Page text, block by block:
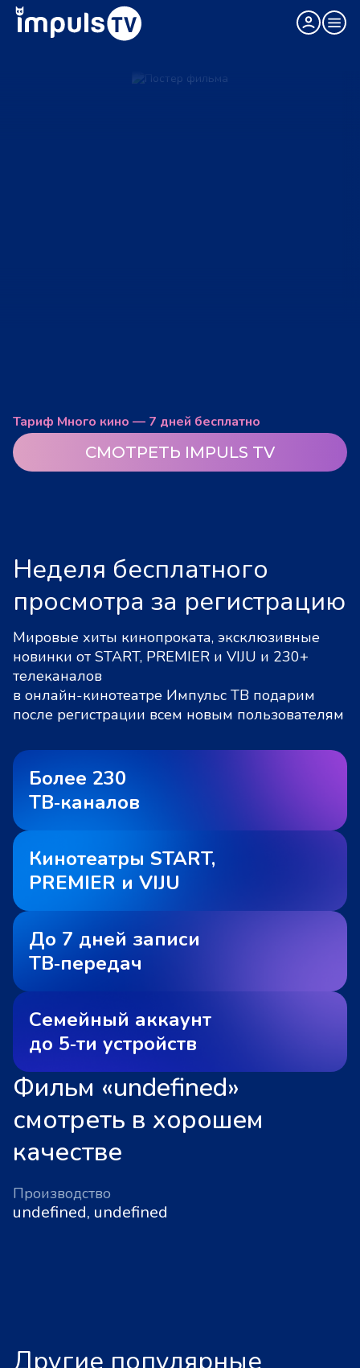
Тариф Много кино — 7 дней бесплатно
СМОТРЕТЬ IMPULS TV
Неделя бесплатного
просмотра за регистрацию
Мировые хиты кинопроката, эксклюзивные
новинки от START, PREMIER и VIJU и 230+
телеканалов
в онлайн-кинотеатре Импульс ТВ подарим
после регистрации всем новым пользователям
Более 230
ТВ‑каналов
Кинотеатры START,
PREMIER и VIJU
До 7 дней записи
ТВ‑передач
Семейный аккаунт
до 5‑ти устройств
Фильм «undefined»
смотреть в хорошем
качестве
Производство
undefined, undefined